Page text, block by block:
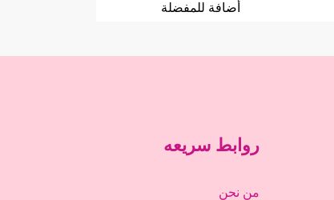
أضافة للمفضلة
روابط سريعه
من نحن